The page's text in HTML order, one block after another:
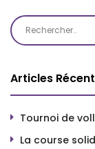
Articles
Tournoi de
La course